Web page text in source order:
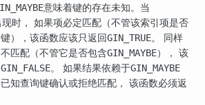
意味着键的存在未知。当
时， 如果项必定匹配（不管该索引项是否
），该函数应该只返回GIN_TRUE。 同样
匹配（不管它是否包含GIN_MAYBE）， 该
GIN_FALSE。 如果结果依赖于GIN_MAYBE
知查询键确认或拒绝匹配， 该函数必须返